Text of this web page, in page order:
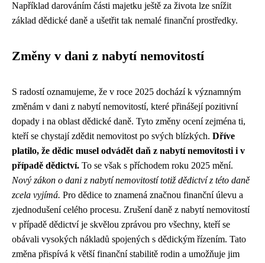
Například darováním části majetku ještě za života lze snížit
základ dědické daně a ušetřit tak nemalé finanční prostředky.
Změny v dani z nabytí nemovitostí
S radostí oznamujeme, že v roce 2025 dochází k významným
změnám v dani z nabytí nemovitostí, které přinášejí pozitivní
dopady i na oblast dědické daně. Tyto změny ocení zejména ti,
kteří se chystají zdědit nemovitost po svých blízkých. Dříve
platilo, že dědic musel odvádět daň z nabytí nemovitosti i v
případě dědictví. To se však s příchodem roku 2025 mění.
Nový zákon o dani z nabytí nemovitostí totiž dědictví z této daně
zcela vyjímá. Pro dědice to znamená značnou finanční úlevu a
zjednodušení celého procesu. Zrušení daně z nabytí nemovitostí
v případě dědictví je skvělou zprávou pro všechny, kteří se
obávali vysokých nákladů spojených s dědickým řízením. Tato
změna přispívá k větší finanční stabilitě rodin a umožňuje jim